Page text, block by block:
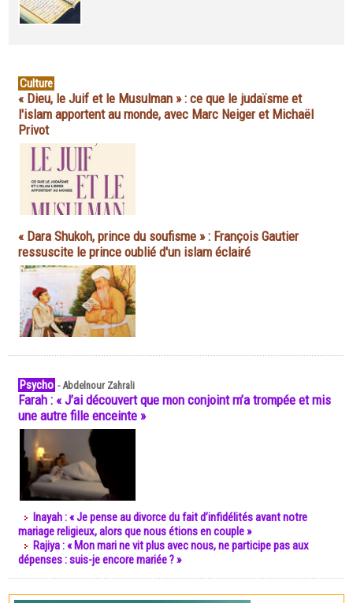
Culture
« Dieu, le Juif et le Musulman » : ce que le judaïsme et
l'islam apportent au monde, avec Marc Neiger et Michaël
Privot
« Dara Shukoh, prince du soufisme » : François Gautier
ressuscite le prince oublié d'un islam éclairé
Psycho -Abdelnour Zahrali
Farah : « J’ai découvert que mon conjoint m’a trompée et mis
une autre fille enceinte »
Inayah : « Je pense au divorce du fait d’infidélités avant notre
mariage religieux, alors que nous étions en couple »
Rajiya : « Mon mari ne vit plus avec nous, ne participe pas aux
dépenses : suis-je encore mariée ? »